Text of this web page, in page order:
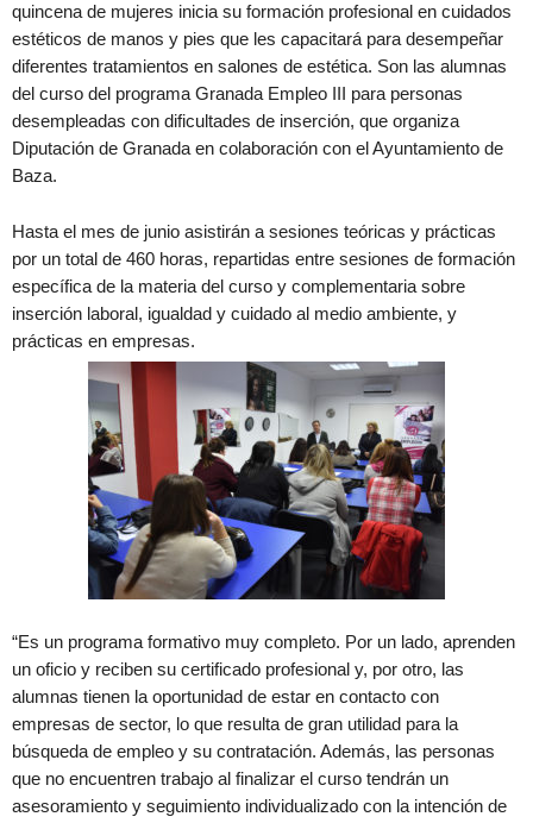
quincena de mujeres inicia su formación profesional en cuidados
estéticos de manos y pies que les capacitará para desempeñar
diferentes tratamientos en salones de estética. Son las alumnas
del curso del programa Granada Empleo III para personas
desempleadas con dificultades de inserción, que organiza
Diputación de Granada en colaboración con el Ayuntamiento de
Baza.
Hasta el mes de junio asistirán a sesiones teóricas y prácticas
por un total de 460 horas, repartidas entre sesiones de formación
específica de la materia del curso y complementaria sobre
inserción laboral, igualdad y cuidado al medio ambiente, y
prácticas en empresas.
“Es un programa formativo muy completo. Por un lado, aprenden
un oficio y reciben su certificado profesional y, por otro, las
alumnas tienen la oportunidad de estar en contacto con
empresas de sector, lo que resulta de gran utilidad para la
búsqueda de empleo y su contratación. Además, las personas
que no encuentren trabajo al finalizar el curso tendrán un
asesoramiento y seguimiento individualizado con la intención de